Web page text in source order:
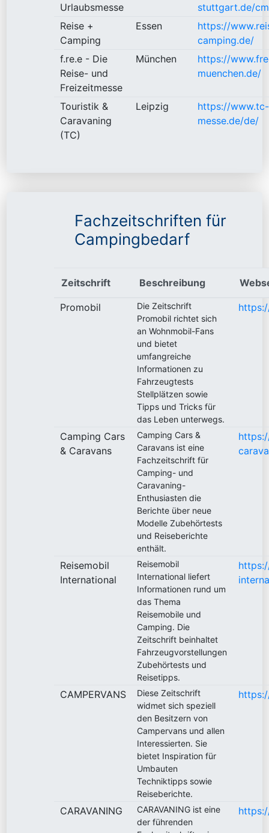
Urlaubsmesse
stuttgart.de/
Reise +
Camping
Essen
https://
camping.de/
f.re.e - Die
Reise- und
Freizeitmesse
München
https://
muenchen.de/
Touristik &
Caravaning
(TC)
Leipzig
https://www.tc-
messe.de/de/
Fachzeitschriften für
Campingbedarf
Zeitschrift Beschreibung
Promobil
Die Zeitschrift
Promobil richtet sich
an Wohnmobil-Fans
und bietet
umfangreiche
Informationen zu
Fahrzeugtests
Stellplätzen sowie
Tipps und Tricks für
das Leben unterwegs.
Camping Cars
& Caravans
Camping Cars &
Caravans ist eine
Fachzeitschrift für
Camping- und
Caravaning-
Enthusiasten die
Berichte über neue
Modelle Zubehörtests
und Reiseberichte
enthält.
Reisemobil
International
Reisemobil
International liefert
Informationen rund um
das Thema
Reisemobile und
Camping. Die
Zeitschrift beinhaltet
Fahrzeugvorstellungen
Zubehörtests und
Reisetipps.
CAMPERVANS
Diese Zeitschrift
widmet sich speziell
den Besitzern von
Campervans und allen
Interessierten. Sie
bietet Inspiration für
Umbauten
Techniktipps sowie
Reiseberichte.
CARAVANING
CARAVANING ist eine
der führenden